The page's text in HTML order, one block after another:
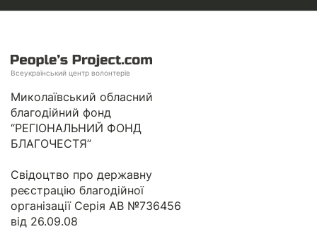
Всеукраїнський центр волонтерів
Миколаївський обласний
благодійний фонд
“РЕГІОНАЛЬНИЙ ФОНД
БЛАГОЧЕСТЯ”
Свідоцтво про державну
реєстрацію благодійної
організації Серія АВ №736456
від 26.09.08